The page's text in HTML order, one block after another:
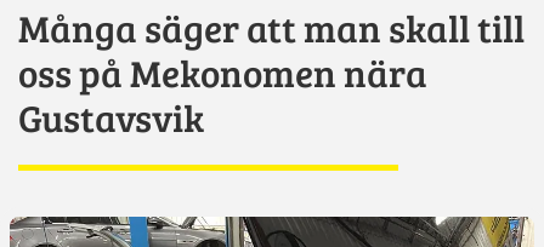
Många säger att man skall till
oss på Mekonomen nära
Gustavsvik